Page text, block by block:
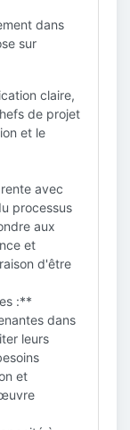
dans
sur
claire,
de projet
et le
avec
processus
aux
et
d'être
:**
dans
leurs
et